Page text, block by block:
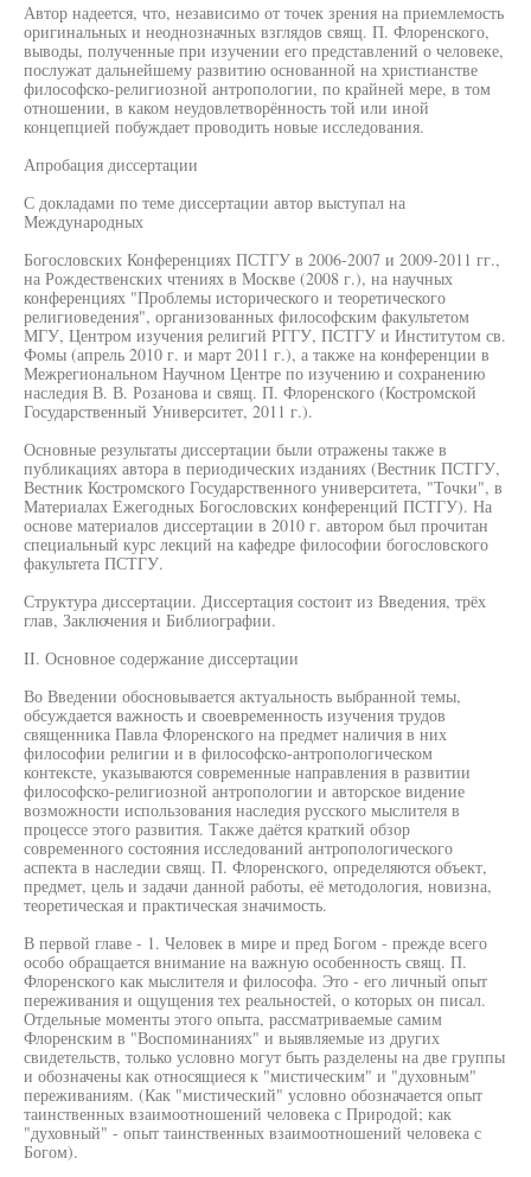
Автор надеется, что, независимо от точек зрения на приемлемость
оригинальных и неоднозначных взглядов свящ. П. Флоренского,
выводы, полученные при изучении его представлений о человеке,
послужат дальнейшему развитию основанной на христианстве
философско-религиозной антропологии, по крайней мере, в том
отношении, в каком неудовлетворённость той или иной
концепцией побуждает проводить новые исследования.
Апробация диссертации
С докладами по теме диссертации автор выступал на
Международных
Богословских Конференциях ПСТГУ в 2006-2007 и 2009-2011 гг.,
на Рождественских чтениях в Москве (2008 г.), на научных
конференциях "Проблемы исторического и теоретического
религиоведения", организованных философским факультетом
МГУ, Центром изучения религий РГГУ, ПСТГУ и Институтом св.
Фомы (апрель 2010 г. и март 2011 г.), а также на конференции в
Межрегиональном Научном Центре по изучению и сохранению
наследия В. В. Розанова и свящ. П. Флоренского (Костромской
Государственный Университет, 2011 г.).
Основные результаты диссертации были отражены также в
публикациях автора в периодических изданиях (Вестник ПСТГУ,
Вестник Костромского Государственного университета, "Точки", в
Материалах Ежегодных Богословских конференций ПСТГУ). На
основе материалов диссертации в 2010 г. автором был прочитан
специальный курс лекций на кафедре философии богословского
факультета ПСТГУ.
Структура диссертации. Диссертация состоит из Введения, трёх
глав, Заключения и Библиографии.
II. Основное содержание диссертации
Во Введении обосновывается актуальность выбранной темы,
обсуждается важность и своевременность изучения трудов
священника Павла Флоренского на предмет наличия в них
философии религии и в философско-антропологическом
контексте, указываются современные направления в развитии
философско-религиозной антропологии и авторское видение
возможности использования наследия русского мыслителя в
процессе этого развития. Также даётся краткий обзор
современного состояния исследований антропологического
аспекта в наследии свящ. П. Флоренского, определяются объект,
предмет, цель и задачи данной работы, её методология, новизна,
теоретическая и практическая значимость.
В первой главе - 1. Человек в мире и пред Богом - прежде всего
особо обращается внимание на важную особенность свящ. П.
Флоренского как мыслителя и философа. Это - его личный опыт
переживания и ощущения тех реальностей, о которых он писал.
Отдельные моменты этого опыта, рассматриваемые самим
Флоренским в "Воспоминаниях" и выявляемые из других
свидетельств, только условно могут быть разделены на две группы
и обозначены как относящиеся к "мистическим" и "духовным"
переживаниям. (Как "мистический" условно обозначается опыт
таинственных взаимоотношений человека с Природой; как
"духовный" - опыт таинственных взаимоотношений человека с
Богом).